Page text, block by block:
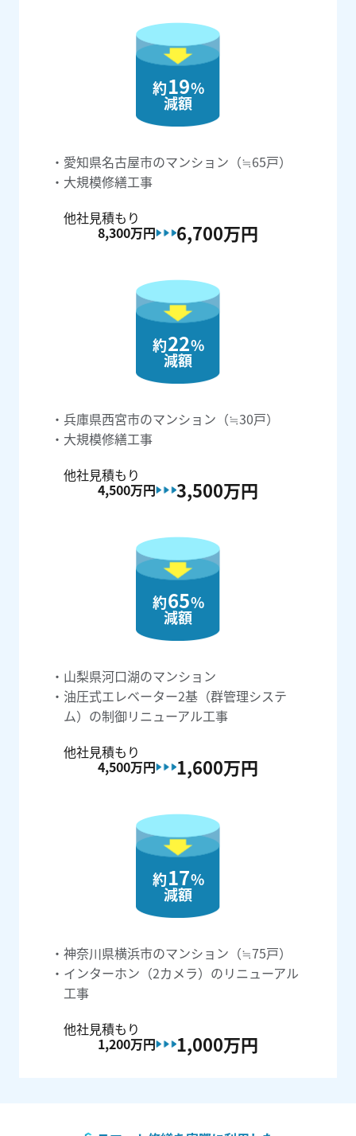
約19%
減額
愛知県名古屋市のマンション（≒65戸）
大規模修繕工事
他社見積もり
8,300万円 6,700万円
約22%
減額
兵庫県西宮市のマンション（≒30戸）
大規模修繕工事
他社見積もり
4,500万円 3,500万円
約65%
減額
山梨県河口湖のマンション
油圧式エレベーター2基（群管理システ
ム）の制御リニューアル工事
他社見積もり
4,500万円 1,600万円
約17%
減額
神奈川県横浜市のマンション（≒75戸）
インターホン（2カメラ）のリニューアル
工事
他社見積もり
1,200万円 1,000万円